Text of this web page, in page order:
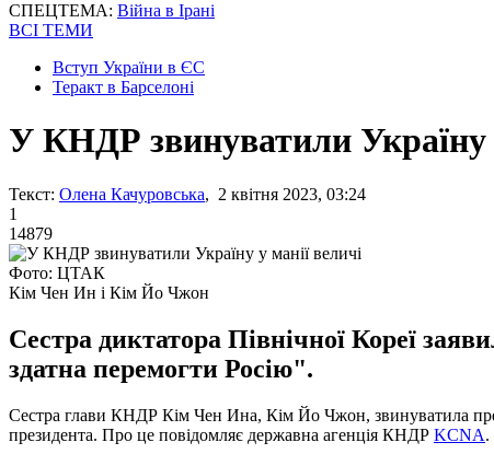
СПЕЦТЕМА: Війна в Ірані
ВСІ ТЕМИ
Вступ України в ЄС
Теракт в Барселоні
У КНДР звинуватили Україну
Текст: Олена Качуровська, 2 квітня 2023, 03:24
1
14879
Фото: ЦТАК
Кім Чен Ин і Кім Йо Чжон
Сестра диктатора Північної Кореї
здатна перемогти Росію".
Сестра глави КНДР Кім Чен Ина, Кім Йо Чжон, звинуватила
президента. Про це повідомляє державна агенція КНДР KCNA.